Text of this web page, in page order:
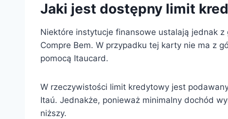
Jaki jest dostępny limit
Niektóre instytucje finansowe ustalają jednak
Compre Bem. W przypadku tej karty nie ma z
pomocą Itaucard.
W rzeczywistości limit kredytowy jest
Itaú. Jednakże, ponieważ minimalny dochód
niższy.